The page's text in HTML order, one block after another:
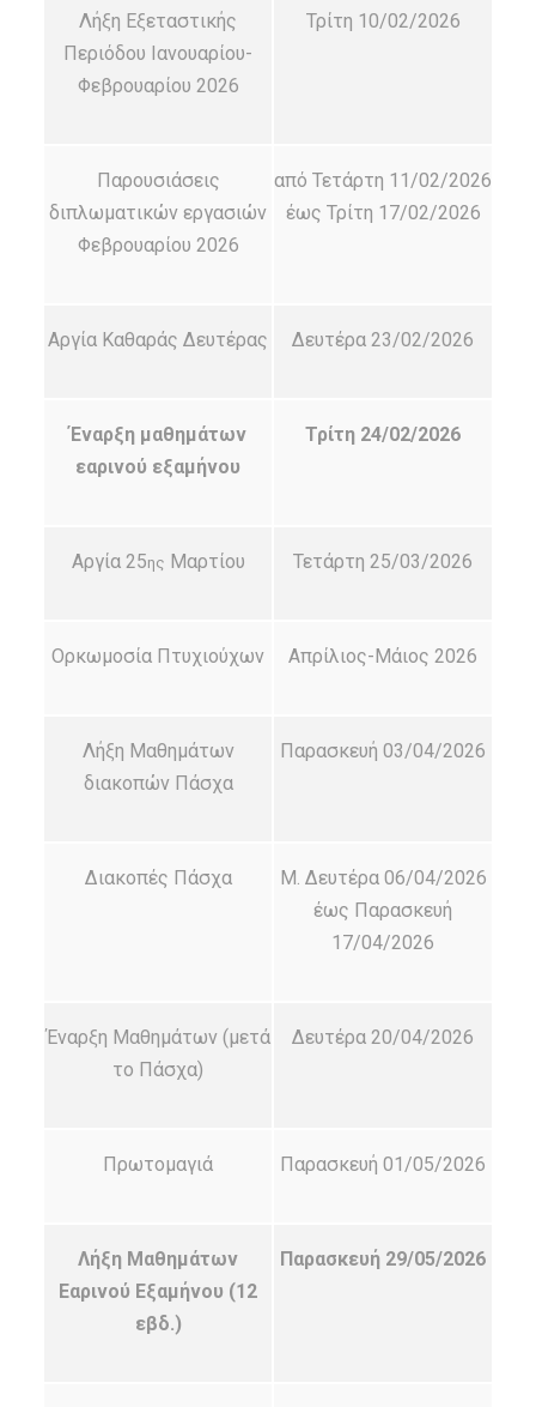
Λήξη Εξεταστικής
Περιόδου Ιανουαρίου-
Φεβρουαρίου 2026
Τρίτη 10/02/2026
Παρουσιάσεις
διπλωματικών εργασιών
Φεβρουαρίου 2026
από Τετάρτη 11/02/2026
έως Τρίτη 17/02/2026
Αργία Καθαράς Δευτέρας Δευτέρα 23/02/2026
Έναρξη μαθημάτων
εαρινού εξαμήνου
Τρίτη 24/02/2026
Αργία 25ης Μαρτίου Τετάρτη 25/03/2026
Ορκωμοσία Πτυχιούχων Απρίλιος-Μάιος 2026
Λήξη Μαθημάτων
διακοπών Πάσχα
Παρασκευή 03/04/2026
Διακοπές Πάσχα
Μ. Δευτέρα 06/04/2026
έως Παρασκευή
17/04/2026
Έναρξη Μαθημάτων (μετά
το Πάσχα)
Δευτέρα 20/04/2026
Πρωτομαγιά Παρασκευή 01/05/2026
Λήξη Μαθημάτων
Εαρινού Εξαμήνου (12
εβδ.)
Παρασκευή 29/05/2026